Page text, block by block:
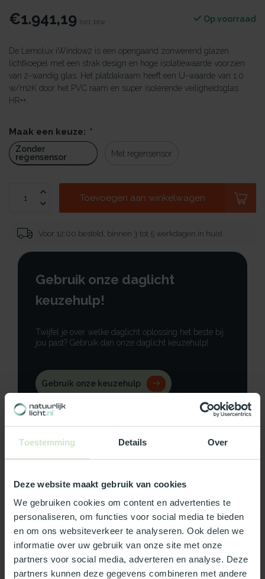
Toestemming Details Over
Deze website maakt gebruik van cookies
We gebruiken cookies om content en advertenties te
personaliseren, om functies voor social media te bieden
en om ons websiteverkeer te analyseren. Ook delen we
informatie over uw gebruik van onze site met onze
partners voor social media, adverteren en analyse. Deze
partners kunnen deze gegevens combineren met andere
€1.941,19 Incl. btw Op voorraad
De Lemolux iWindow2 is een opengaand zonwerend glazen
lichtkoepel met een strak design en hoge isolatiewaarde voorzien
van 2-wandig glas. Het platdakraam heeft een U-waarde van 1.0
w/m2K door het PVC raam en super isolerende veiligheidsglas
HR++.
Maak een keuze: *
Zonder
regensensor
Met regensensor
Toevoegen aan winkelwagen
Voor 12:00 besteld, binnen 3 tot 5 werkdagen in huis!
Gebruik onze daglicht
keuzehulp!
Twijfel je over welke daglicht oplossing het beste bij
jou past? Gebruik dan onze daglicht keuzehulp!
Gebruik onze keuzehulp
Neem contact op
Productomschrijving
Specificaties
Reviews